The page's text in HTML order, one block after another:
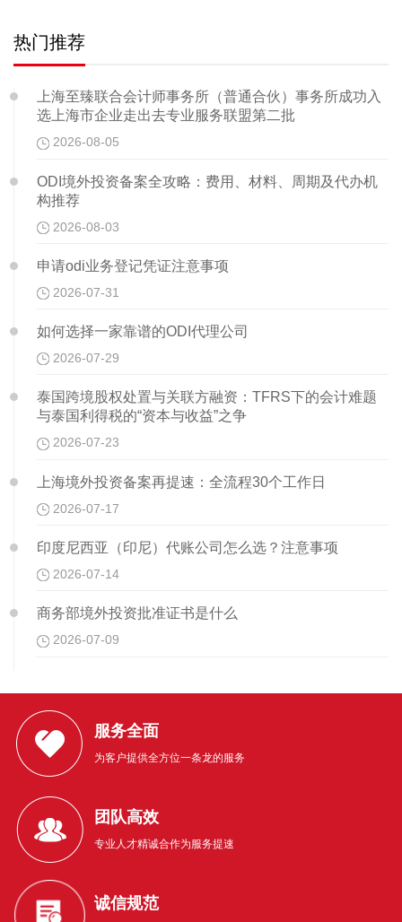
热门推荐
上海至臻联合会计师事务所（普通合伙）事务所成功入
选上海市企业走出去专业服务联盟第二批
2026-08-05
ODI境外投资备案全攻略：费用、材料、周期及代办机
构推荐
2026-08-03
申请odi业务登记凭证注意事项
2026-07-31
如何选择一家靠谱的ODI代理公司
2026-07-29
泰国跨境股权处置与关联方融资：TFRS下的会计难题
与泰国利得税的“资本与收益”之争
2026-07-23
上海境外投资备案再提速：全流程30个工作日
2026-07-17
印度尼西亚（印尼）代账公司怎么选？注意事项
2026-07-14
商务部境外投资批准证书是什么
2026-07-09
服务全面
为客户提供全方位一条龙的服务
团队高效
专业人才精诚合作为服务提速
诚信规范